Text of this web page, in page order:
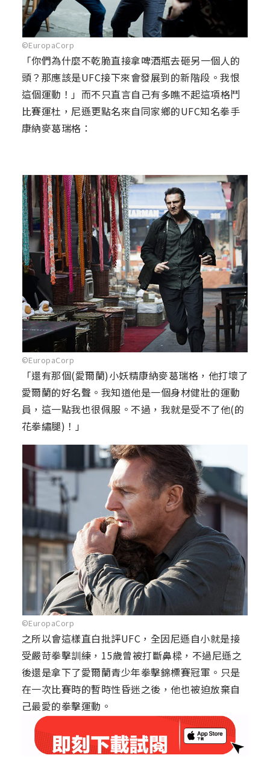
©EuropaCorp
「你們為什麼不乾脆直接拿啤酒瓶去砸另一個人的
頭？那應該是UFC接下來會發展到的新階段。我恨
這個運動！」而不只直言自己有多瞧不起這項格鬥
比賽運杜，尼遜更點名來自同家鄉的UFC知名拳手
康納麥葛瑞格：
©EuropaCorp
「還有那個(愛爾蘭)小妖精康納麥葛瑞格，他打壞了
愛爾蘭的好名聲。我知道他是一個身材健壯的運動
員，這一點我也很佩服。不過，我就是受不了他(的
花拳繡腿)！」
©EuropaCorp
之所以會這樣直白批評UFC，全因尼遜自小就是接
受嚴苛拳擊訓練，15歲曾被打斷鼻樑，不過尼遜之
後還是拿下了愛爾蘭青少年拳擊錦標賽冠軍。只是
在一次比賽時的暫時性昏迷之後，他也被迫放棄自
己最愛的拳擊運動。